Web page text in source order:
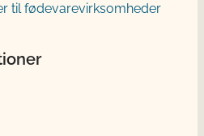
til fødevarevirksomheder